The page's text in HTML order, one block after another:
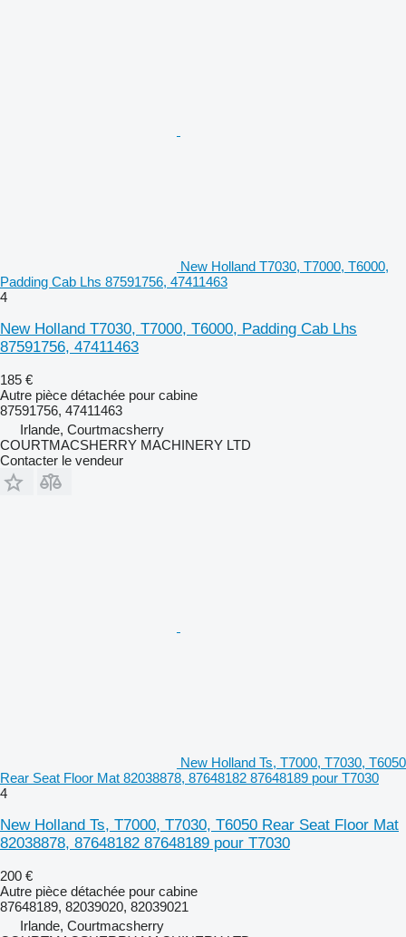
New Holland T7030, T7000, T6000,
Padding Cab Lhs 87591756, 47411463
4
New Holland T7030, T7000, T6000, Padding Cab Lhs
87591756, 47411463
185 €
Autre pièce détachée pour cabine
87591756, 47411463
Irlande, Courtmacsherry
COURTMACSHERRY MACHINERY LTD
Contacter le vendeur
New Holland Ts, T7000, T7030, T6050
Rear Seat Floor Mat 82038878, 87648182 87648189 pour T7030
4
New Holland Ts, T7000, T7030, T6050 Rear Seat Floor Mat
82038878, 87648182 87648189 pour T7030
200 €
Autre pièce détachée pour cabine
87648189, 82039020, 82039021
Irlande, Courtmacsherry